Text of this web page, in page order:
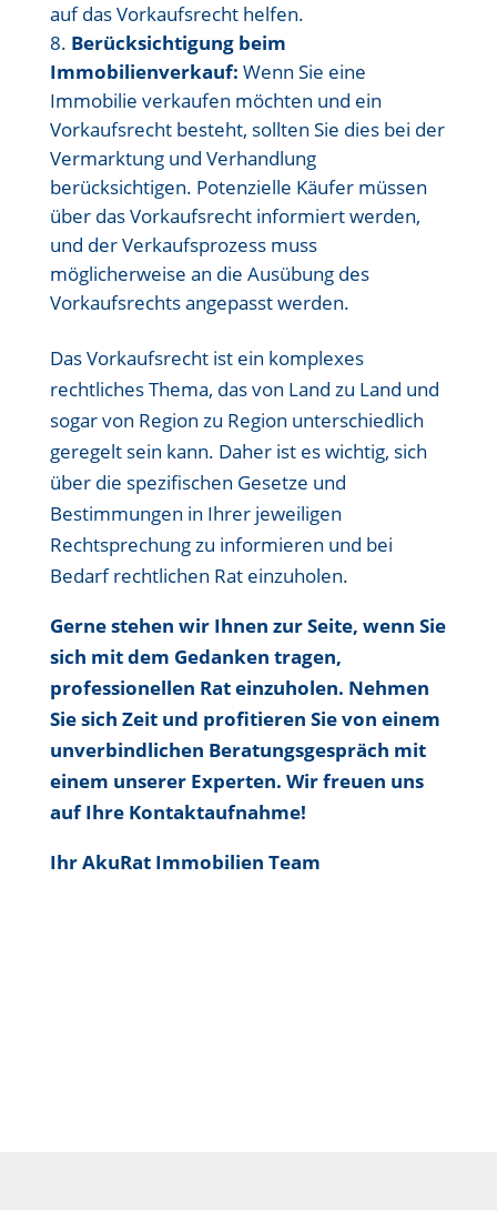
auf das Vorkaufsrecht helfen.
Berücksichtigung beim
Immobilienverkauf: Wenn Sie eine
Immobilie verkaufen möchten und ein
Vorkaufsrecht besteht, sollten Sie dies bei der
Vermarktung und Verhandlung
berücksichtigen. Potenzielle Käufer müssen
über das Vorkaufsrecht informiert werden,
und der Verkaufsprozess muss
möglicherweise an die Ausübung des
Vorkaufsrechts angepasst werden.
Das Vorkaufsrecht ist ein komplexes
rechtliches Thema, das von Land zu Land und
sogar von Region zu Region unterschiedlich
geregelt sein kann. Daher ist es wichtig, sich
über die spezifischen Gesetze und
Bestimmungen in Ihrer jeweiligen
Rechtsprechung zu informieren und bei
Bedarf rechtlichen Rat einzuholen.
Gerne stehen wir Ihnen zur Seite, wenn Sie
sich mit dem Gedanken tragen,
professionellen Rat einzuholen. Nehmen
Sie sich Zeit und profitieren Sie von einem
unverbindlichen Beratungsgespräch mit
einem unserer Experten. Wir freuen uns
auf Ihre Kontaktaufnahme!
Ihr AkuRat Immobilien Team